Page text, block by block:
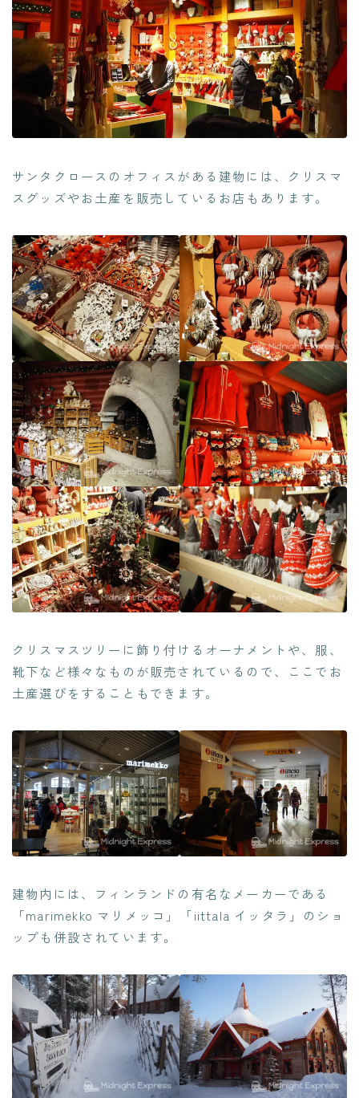
サンタクロースのオフィスがある建物には、クリスマ
スグッズやお土産を販売しているお店もあります。
クリスマスツリーに飾り付けるオーナメントや、服、
靴下など様々なものが販売されているので、ここでお
土産選びをすることもできます。
建物内には、フィンランドの有名なメーカーである
「marimekko マリメッコ」「iittala イッタラ」のショ
ップも併設されています。